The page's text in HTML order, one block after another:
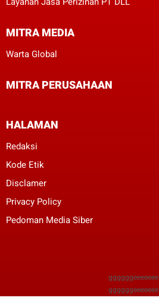
MITRA MEDIA
Warta Global
MITRA PERUSAHAAN
HALAMAN
Redaksi
Kode Etik
Disclamer
Privacy Policy
Pedoman Media Siber
ggggggeeeeeee
ggggggeeeeeee